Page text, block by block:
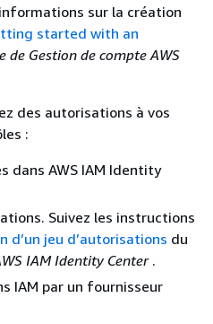
sur la création
started with an
de Gestion de compte AWS
des autorisations à vos
:
dans AWS IAM Identity
Suivez les instructions
d’un jeu d’autorisations du
IAM Identity Center .
IAM par un fournisseur